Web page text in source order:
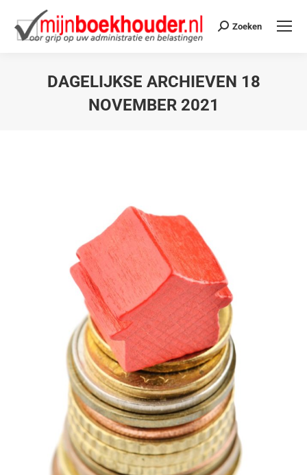
Zoeken
DAGELIJKSE ARCHIEVEN 18
NOVEMBER 2021